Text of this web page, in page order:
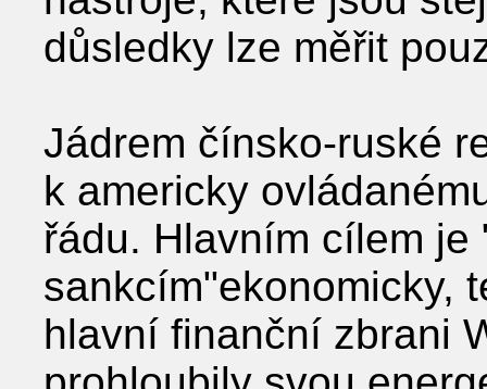
důsledky lze měřit
Jádrem čínsko-ruské
k americky
řádu. Hlavním cílem je
sankcím"ekonomicky,
hlavní finanční zbrani